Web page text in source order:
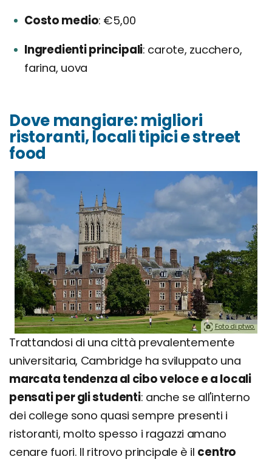
Costo medio €5,00
Ingredienti principali carote, zucchero,
farina, uova
Dove mangiare: migliori
ristoranti, locali tipici e street
food
Foto di ptwo.
Trattandosi di una città prevalentemente
universitaria, Cambridge ha sviluppato una
marcata tendenza al cibo veloce e a locali
pensati per gli studenti: anche se all'interno
dei college sono quasi sempre presenti i
ristoranti, molto spesso i ragazzi amano
cenare fuori. Il ritrovo principale è il centro